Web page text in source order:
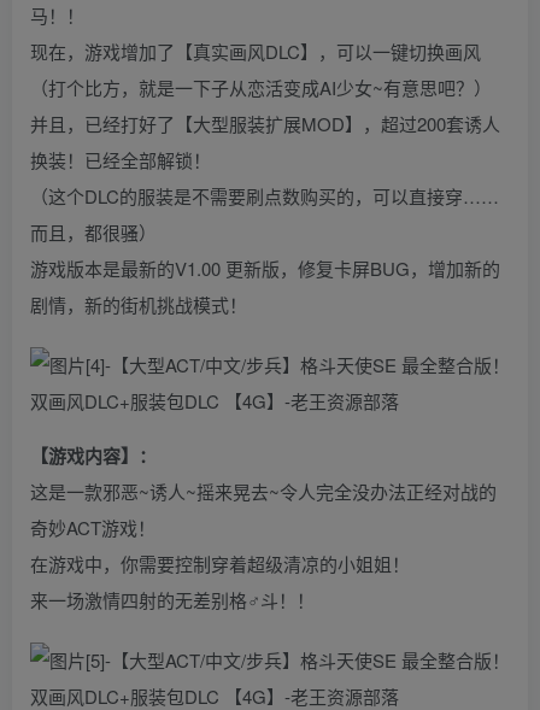
马！！
现在，游戏增加了【真实画风DLC】，可以一键切换画风
（打个比方，就是一下子从恋活变成AI少女~有意思吧？）
并且，已经打好了【大型服装扩展MOD】，超过200套诱人
换装！已经全部解锁！
（这个DLC的服装是不需要刷点数购买的，可以直接穿……
而且，都很骚）
游戏版本是最新的V1.00 更新版，修复卡屏BUG，增加新的
剧情，新的街机挑战模式！
【游戏内容】：
这是一款邪恶~诱人~摇来晃去~令人完全没办法正经对战的
奇妙ACT游戏！
在游戏中，你需要控制穿着超级清凉的小姐姐！
来一场激情四射的无差别格♂斗！！